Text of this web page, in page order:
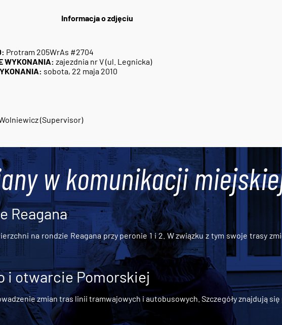
Informacja o zdjęciu
Protram 205WrAs #2704
WYKONANIA: zajezdnia nr V (ul. Legnicka)
sobota, 22 maja 2010
(Supervisor)
w komunikacji
Reagana
na rondzie Reagana przy peronie 1 i 2. W związku z tym swoje trasy
i otwarcie Pomorskiej
zmian tras linii tramwajowych i autobusowych. Szczegóły znajdują się